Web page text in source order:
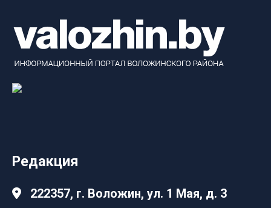
Редакция
222357, г. Воложин, ул. 1 Мая, д. 3